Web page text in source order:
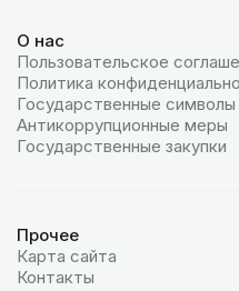
О нас
Пользовательское
Политика
Государственные символы
Антикоррупционные меры
Государственные закупки
Прочее
Карта сайта
Контакты